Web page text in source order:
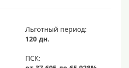
Льготный период:
120 дн.